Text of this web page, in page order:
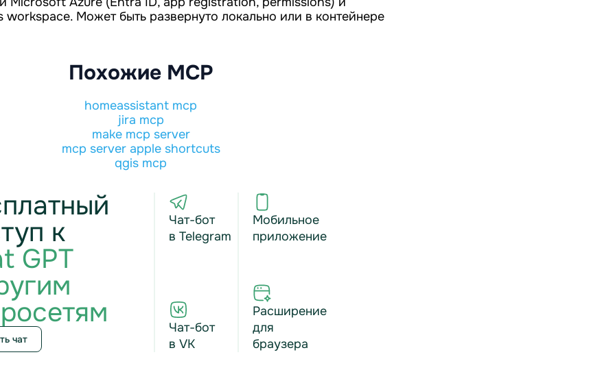
workspace. Может быть развернуто локально или в контейнере
Похожие MCP
homeassistant mcp
jira mcp
make mcp server
mcp server apple shortcuts
qgis mcp
к
GPT
чат
Чат-бот
в Telegram
Чат-бот
в VK
Мобильное
приложение
Расширение
для
браузера